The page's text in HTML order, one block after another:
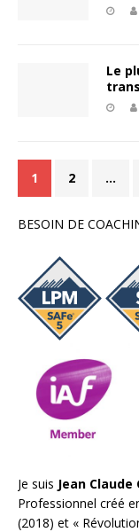
Le
1 2 …
BESOIN DE
Je suis Jean Claude
Professionnel créé
(2018) et «